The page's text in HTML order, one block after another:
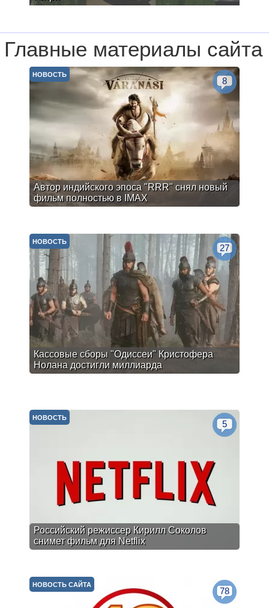
Главные материалы сайта
Автор индийского эпоса "RRR" снял новый
фильм полностью в IMAX
НОВОСТЬ
8
Кассовые сборы "Одиссеи" Кристофера
Нолана достигли миллиарда
НОВОСТЬ
27
Российский режиссер Кирилл Соколов
снимет фильм для Netflix
НОВОСТЬ
5
НОВОСТЬ САЙТА
78